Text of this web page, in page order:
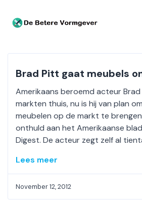
Ga
de
Brad Pitt gaat meubels
Amerikaans beroemd acteur
markten thuis, nu is hij van plan
meubelen op de markt te
onthuld aan het Amerikaanse
Digest. De acteur zegt zelf al
Lees meer
November 12, 2012